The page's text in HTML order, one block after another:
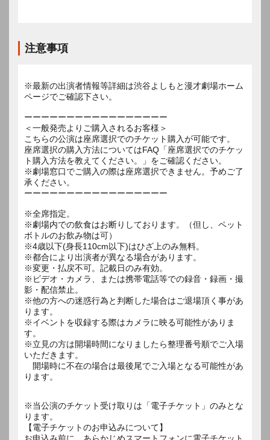
注意事項
※最新の出演者情報等詳細は渋谷よしもと漫才劇場ホーム
ページでご確認下さい。
ーーーーーーーーーーーーーーーーー
＜一般発売よりご購入されるお客様＞
こちらの公演は座席選択でのチケット購入が可能です。
座席選択の購入方法についてはFAQ「座席選択でのチケッ
ト購入方法を教えてください。」をご確認ください。
※劇場窓口でご購入の際は座席選択できません。予めご了
承ください。
ーーーーーーーーーーーーーーーーー
※全席指定。
※劇場内での飲食はお断りしております。（但し、ペット
ボトルのお飲み物は可）
※4歳以下(身長110cm以下)はひざ上のみ無料。
※都合により出演者が異なる場合があります。
※変更・払戻不可。記載日のみ有効。
※ビデオ・カメラ、または携帯電話等での録音・録画・撮
影・配信禁止。
※他の方への迷惑行為と判断した場合はご退場頂く事があ
ります。
※イベントを収録する際はカメラに映る可能性がありま
す。
※立見の方は開場時間になりましたら整理番号順でご入場
いただきます。
開場時に不在の場合は最後尾でご入場となる可能性があ
ります。
※当公演のチケット受け取りは「電子チケット」のみとな
ります。
【電子チケットのお申込みについて】